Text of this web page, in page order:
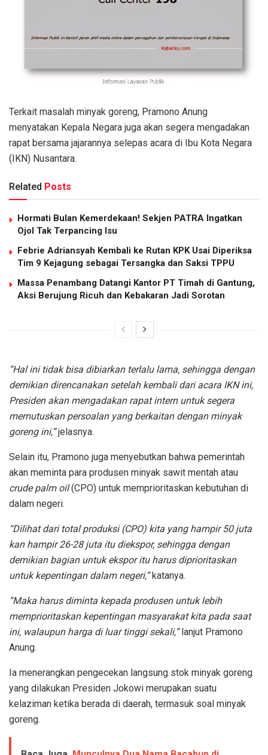
Terkait masalah minyak goreng, Pramono Anung
menyatakan Kepala Negara juga akan segera mengadakan
rapat bersama jajarannya selepas acara di Ibu Kota Negara
(IKN) Nusantara.
Related Posts
Hormati Bulan Kemerdekaan! Sekjen PATRA Ingatkan
Ojol Tak Terpancing Isu
Febrie Adriansyah Kembali ke Rutan KPK Usai Diperiksa
Tim 9 Kejagung sebagai Tersangka dan Saksi TPPU
Massa Penambang Datangi Kantor PT Timah di Gantung,
Aksi Berujung Ricuh dan Kebakaran Jadi Sorotan
“Hal ini tidak bisa dibiarkan terlalu lama, sehingga dengan
demikian direncanakan setelah kembali dari acara IKN ini,
Presiden akan mengadakan rapat intern untuk segera
memutuskan persoalan yang berkaitan dengan minyak
goreng ini,”jelasnya.
Selain itu, Pramono juga menyebutkan bahwa pemerintah
akan meminta para produsen minyak sawit mentah atau
crude palm oil(CPO) untuk memprioritaskan kebutuhan di
dalam negeri.
“Dilihat dari total produksi (CPO) kita yang hampir 50 juta
kan hampir 26-28 juta itu diekspor, sehingga dengan
demikian bagian untuk ekspor itu harus diprioritaskan
untuk kepentingan dalam negeri,”katanya.
“Maka harus diminta kepada produsen untuk lebih
memprioritaskan kepentingan masyarakat kita pada saat
ini, walaupun harga di luar tinggi sekali,”lanjut Pramono
Anung.
Ia menerangkan pengecekan langsung stok minyak goreng
yang dilakukan Presiden Jokowi merupakan suatu
kelaziman ketika berada di daerah, termasuk soal minyak
goreng.